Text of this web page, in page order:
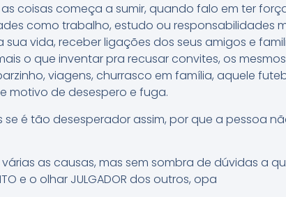
coisas começa a sumir, quando falo em ter
como trabalho, estudo ou responsabilidades
sua vida, receber ligações dos seus amigos e
o que inventar pra recusar convites, os
viagens, churrasco em família, aquele
motivo de desespero e fuga.
se é tão desesperador assim, por que a pessoa
as causas, mas sem sombra de dúvidas a
e o olhar JULGADOR dos outros, opa